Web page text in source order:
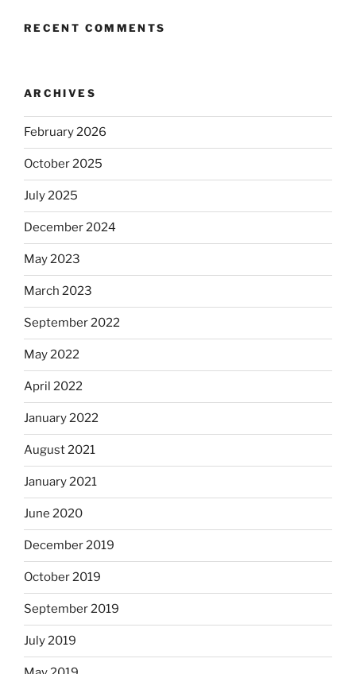
RECENT COMMENTS
ARCHIVES
February 2026
October 2025
July 2025
December 2024
May 2023
March 2023
September 2022
May 2022
April 2022
January 2022
August 2021
January 2021
June 2020
December 2019
October 2019
September 2019
July 2019